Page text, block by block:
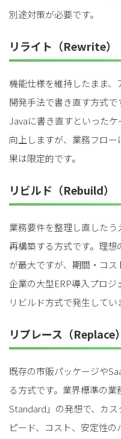
別途対策が必要です。
リライト（Rewrite）
機能仕様を維持したまま、
開発手法で書き直す方式で
Javaに書き直すといったケ
向上しますが、業務フロ
果は限定的です。
リビルド（Rebuild）
業務要件を整理し直した
再構築する方式です。理
が最大ですが、期間・コ
企業の大型ERP導入プロ
リビルド方式で発生してい
リプレース（Replace）
既存の市販パッケージや
る方式です。業界標準の
Standard」の発想で、カ
ピード、コスト、安定性